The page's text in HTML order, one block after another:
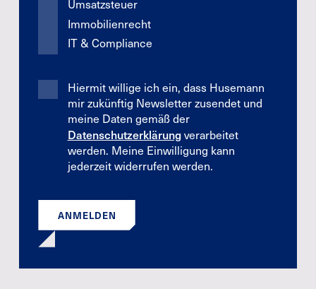
Umsatzsteuer
Immobilienrecht
IT & Compliance
Hiermit willige ich ein, dass Husemann
mir zukünftig Newsletter zusendet und
meine Daten gemäß der
Datenschutzerklärung verarbeitet
werden. Meine Einwilligung kann
jederzeit widerrufen werden.
ANMELDEN